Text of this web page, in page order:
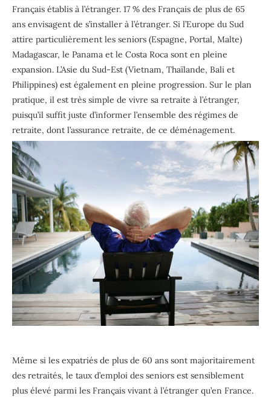
Français établis à l’étranger. 17 % des Français de plus de 65
ans envisagent de s’installer à l’étranger. Si l’Europe du Sud
attire particulièrement les seniors (Espagne, Portal, Malte)
Madagascar, le Panama et le Costa Roca sont en pleine
expansion. L’Asie du Sud-Est (Vietnam, Thaïlande, Bali et
Philippines) est également en pleine progression. Sur le plan
pratique, il est très simple de vivre sa retraite à l’étranger,
puisqu’il suffit juste d’informer l’ensemble des régimes de
retraite, dont l’assurance retraite, de ce déménagement.
Même si les expatriés de plus de 60 ans sont majoritairement
des retraités, le taux d’emploi des seniors est sensiblement
plus élevé parmi les Français vivant à l’étranger qu’en France.